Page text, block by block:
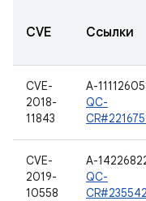
CVE Ссылки
CVE-
2018-
11843
A-
QC-
CVE-
2019-
10558
A-
QC-